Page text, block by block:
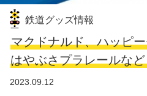
鉄道グッズ情報
マクドナルド、ハッピ
はやぶさプラレールなど
2023.09.12